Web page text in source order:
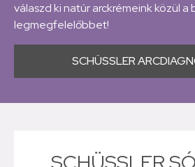
válaszd ki natúr arckrémeink közül a
legmegfelelőbbet!
SCHÜSSLER